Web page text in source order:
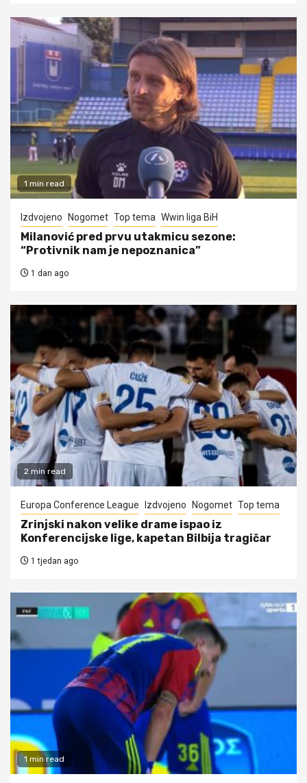
1 min read
Izdvojeno Nogomet Top tema Wwin liga BiH
Milanović pred prvu utakmicu sezone:
“Protivnik nam je nepoznanica”
1 dan ago
2 min read
Europa Conference League Izdvojeno Nogomet Top tema
Zrinjski nakon velike drame ispao iz
Konferencijske lige, kapetan Bilbija tragičar
1 tjedan ago
1 min read